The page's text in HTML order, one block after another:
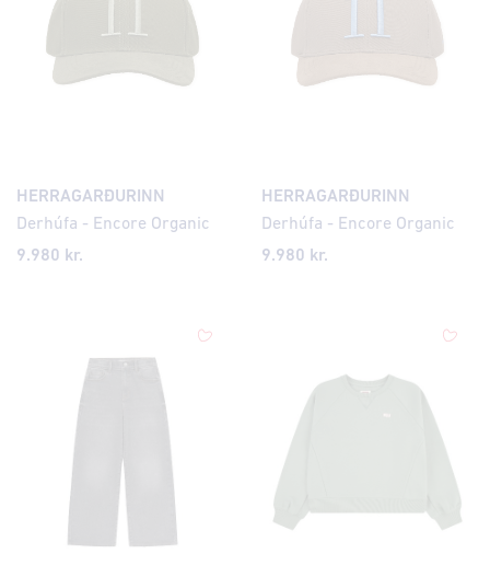
HERRAGARÐURINN
Derhúfa - Encore Organic
9.980 kr.
HERRAGARÐURINN
Derhúfa - Encore Organic
9.980 kr.